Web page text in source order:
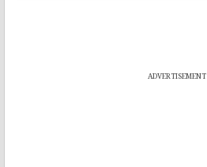
ADVERTISEMENT